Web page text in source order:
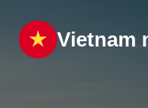
contenu
Vietnam